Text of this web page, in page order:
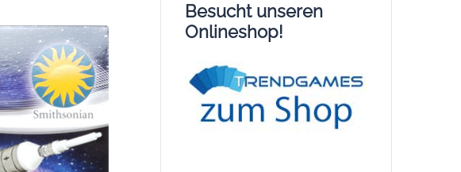
Besucht unseren
Onlineshop!